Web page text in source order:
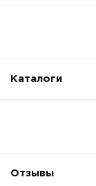
Каталоги
Отзывы